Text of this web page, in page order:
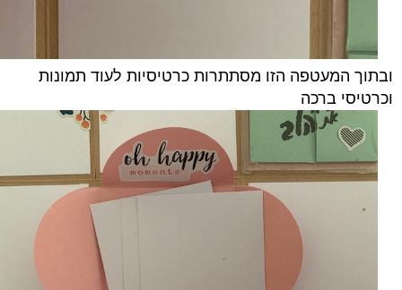
ובתוך המעטפה הזו מסתתרות כרטיסיות לעוד תמונות
וכרטיסי ברכה